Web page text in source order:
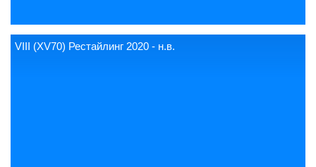
VIII (XV70) Рестайлинг 2020 - н.в.